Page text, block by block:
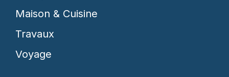
Maison & Cuisine
Travaux
Voyage